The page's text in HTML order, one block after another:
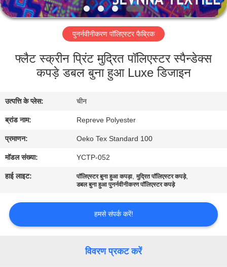
हमारे
भ्रमण
गुणवत्ता
नियंत्रण
करें
पुनर्नवीनीकरण पॉलिएस्टर फैब्रिक
फ्लैट स्क्रीन प्रिंट मुद्रित पॉलिएस्टर स्पैन्डेक्स
कपड़े डबल बुना हुआ Luxe डिजाइन
उत्पत्ति के प्लेस: चीन
ब्रांड नाम: Repreve Polyester
प्रमाणन: Oeko Tex Standard 100
मॉडल संख्या: YCTP-052
हाई लाइट: पॉलिएस्टर बुना हुआ कपड़ा,मुद्रित पॉलिएस्टर कपड़े,
डबल बुना हुआ पुनर्नवीनीकरण पॉलिएस्टर कपड़े
हमसे संपर्क करें!
विवरण प्रकट करें